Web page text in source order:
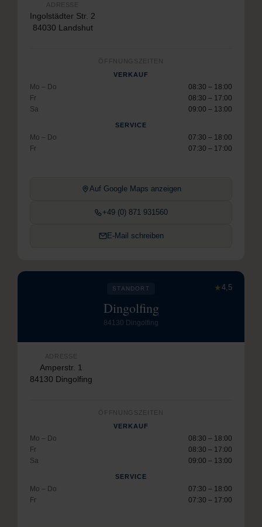
ADRESSE
Ingolstädter Str. 2
84030 Landshut
ÖFFNUNGSZEITEN
VERKAUF
Mo – Do
08:30 – 18:00
Fr
08:30 – 17:00
Sa
09:00 – 13:00
SERVICE
Mo – Do
07:30 – 18:00
Fr
07:30 – 17:00
Auf Google Maps anzeigen
+49 (0) 871 931560
E-Mail schreiben
★4,5
STANDORT
Dingolfing
84130 Dingolfing
ADRESSE
Amperstr. 1
84130 Dingolfing
ÖFFNUNGSZEITEN
VERKAUF
Mo – Do
08:30 – 18:00
Fr
08:30 – 17:00
Sa
09:00 – 13:00
SERVICE
Mo – Do
07:30 – 18:00
Fr
07:30 – 17:00